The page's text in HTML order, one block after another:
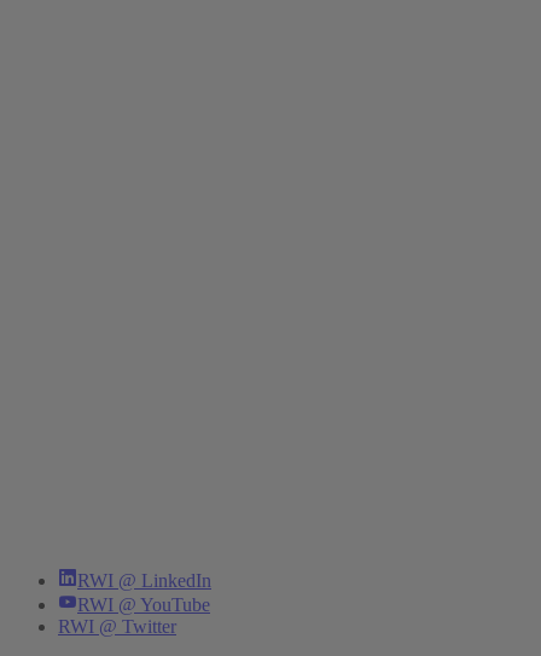
RWI @ LinkedIn
RWI @ YouTube
RWI @ Twitter